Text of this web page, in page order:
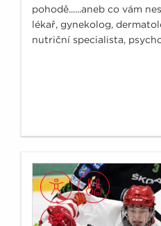
pohodě......aneb co vám
lékař, gynekolog,
nutriční specialista,